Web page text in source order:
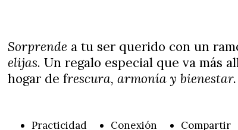
Sorprende a tu ser querido con un
elijas. Un regalo especial que va más
hogar de frescura, armonía y bienestar.
Practicidad Conexión Compartir